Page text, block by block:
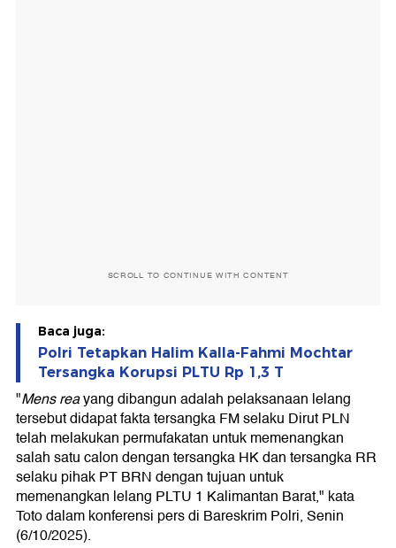
SCROLL TO CONTINUE WITH CONTENT
Baca juga:
Polri Tetapkan Halim Kalla-Fahmi Mochtar
Tersangka Korupsi PLTU Rp 1,3 T
"Mens reayang dibangun adalah pelaksanaan lelang
tersebut didapat fakta tersangka FM selaku Dirut PLN
telah melakukan permufakatan untuk memenangkan
salah satu calon dengan tersangka HK dan tersangka RR
selaku pihak PT BRN dengan tujuan untuk
memenangkan lelang PLTU 1 Kalimantan Barat," kata
Toto dalam konferensi pers di Bareskrim Polri, Senin
(6/10/2025).